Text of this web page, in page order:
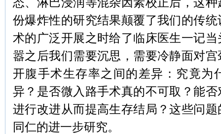
份爆炸性的研究结果颠覆了我们的传
术的广泛开展之时给了临床医生一记
嚣之后我们需要沉思，需要冷静面对
开腹手术生存率之间的差异：究竟为
异？是否微入路手术真的不可取？能
进行改进从而提高生存结局？这些问
同仁的进一步研究。